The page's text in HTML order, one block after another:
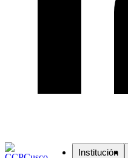
Institución